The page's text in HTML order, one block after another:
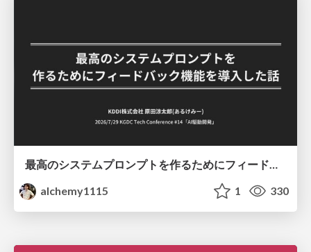
最高のシステムプロンプトを作るためにフィードバック機能を導入した話
alchemy1115
1 330